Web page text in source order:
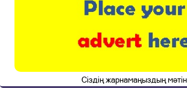
Сіздің жарнамаңыздың